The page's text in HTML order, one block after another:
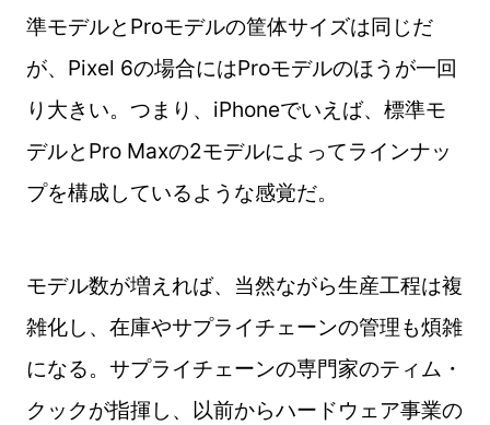
準モデルとProモデルの筐体サイズは同じだ
が、Pixel 6の場合にはProモデルのほうが一回
り大きい。つまり、iPhoneでいえば、標準モ
デルとPro Maxの2モデルによってラインナッ
プを構成しているような感覚だ。
モデル数が増えれば、当然ながら生産工程は複
雑化し、在庫やサプライチェーンの管理も煩雑
になる。サプライチェーンの専門家のティム・
クックが指揮し、以前からハードウェア事業の